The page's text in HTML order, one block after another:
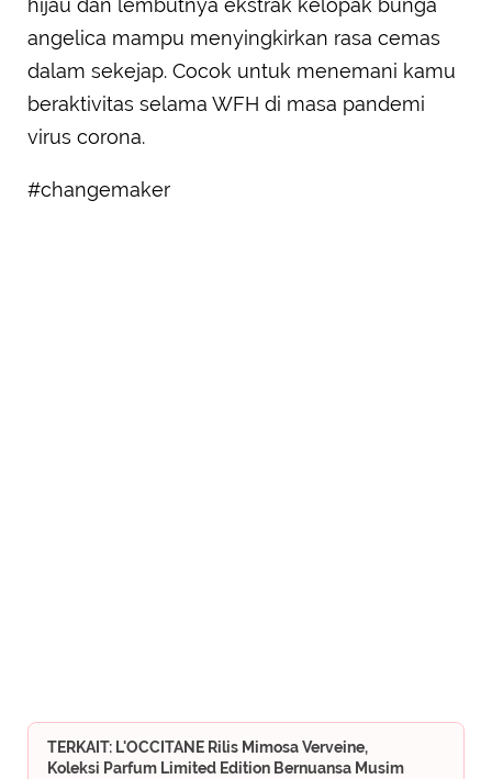
hijau dan lembutnya ekstrak kelopak bunga
angelica mampu menyingkirkan rasa cemas
dalam sekejap. Cocok untuk menemani kamu
beraktivitas selama WFH di masa pandemi
virus corona.
#changemaker
TERKAIT: L'OCCITANE Rilis Mimosa Verveine,
Koleksi Parfum Limited Edition Bernuansa Musim